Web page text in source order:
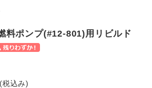
料ポンプ(#12-801)用リビルド
込み)